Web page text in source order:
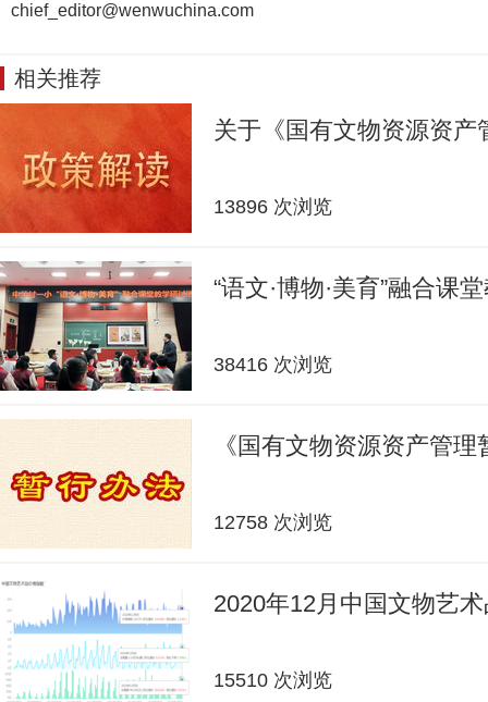
chief_editor@wenwuchina.com
相关推荐
关于《国有文物资源资
13896 次浏览
“语文·博物·美育”融合课
38416 次浏览
《国有文物资源资产管
12758 次浏览
2020年12月中国文物艺
15510 次浏览